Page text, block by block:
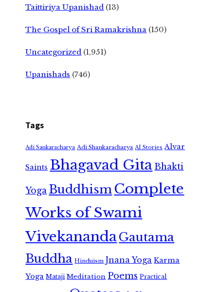
Taittiriya Upanishad (13)
The Gospel of Sri Ramakrishna (150)
Uncategorized (1,951)
Upanishads (746)
Tags
Adi Sankaracharya Adi Shankaracharya AI Stories Alvar
Saints Bhagavad GitaBhakti
Yoga Buddhism Complete
Works of Swami
VivekanandaGautama
Buddha Hinduism Jnana Yoga Karma
Yoga Mataji Meditation Poems Practical